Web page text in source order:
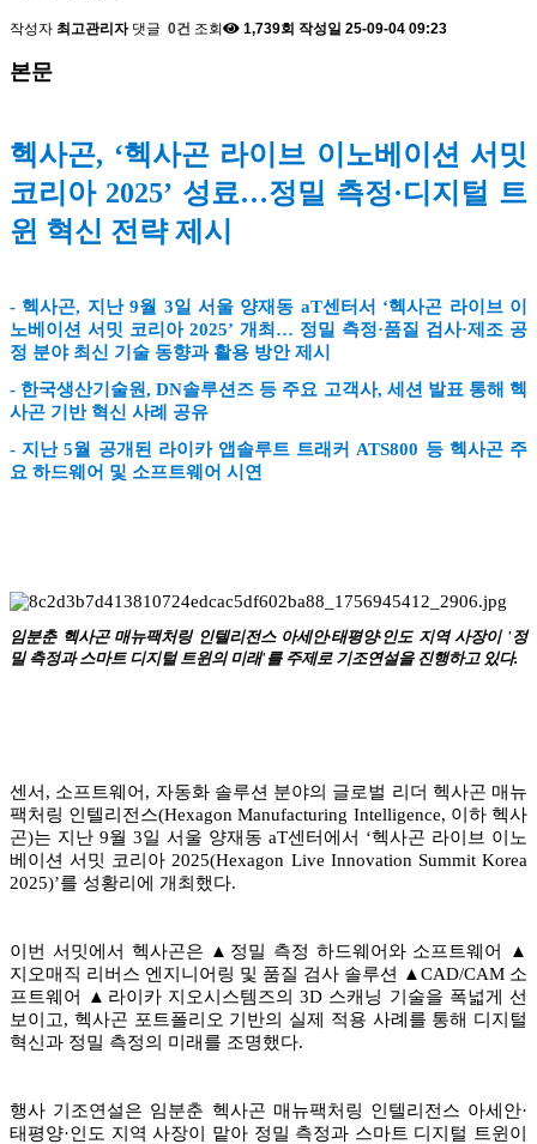
작성자 최고관리자 댓글 0건 조회 1,739회 작성일 25-09-04 09:23
본문
헥사곤, ‘헥사곤 라이브 이노베이션 서밋
코리아 2025’ 성료…정밀 측정·디지털 트
윈 혁신 전략 제시
- 헥사곤, 지난 9월 3일 서울 양재동 aT센터서 ‘헥사곤 라이브 이
노베이션 서밋 코리아 2025’ 개최… 정밀 측정·품질 검사·제조 공
정 분야 최신 기술 동향과 활용 방안 제시
- 한국생산기술원, DN솔루션즈 등 주요 고객사, 세션 발표 통해 헥
사곤 기반 혁신 사례 공유
- 지난 5월 공개된 라이카 앱솔루트 트래커 ATS800 등 헥사곤 주
요 하드웨어 및 소프트웨어 시연
임분춘 헥사곤 매뉴팩처링 인텔리전스 아세안·태평양·인도 지역 사장이 '정
밀 측정과 스마트 디지털 트윈의 미래'를 주제로 기조연설을 진행하고 있다.
센서, 소프트웨어, 자동화 솔루션 분야의 글로벌 리더 헥사곤 매뉴
팩처링 인텔리전스(Hexagon Manufacturing Intelligence, 이하 헥사
곤)는 지난 9월 3일 서울 양재동 aT센터에서 ‘헥사곤 라이브 이노
베이션 서밋 코리아 2025(Hexagon Live Innovation Summit Korea
2025)’를 성황리에 개최했다.
이번 서밋에서 헥사곤은 ▲정밀 측정 하드웨어와 소프트웨어 ▲
지오매직 리버스 엔지니어링 및 품질 검사 솔루션 ▲CAD/CAM 소
프트웨어 ▲라이카 지오시스템즈의 3D 스캐닝 기술을 폭넓게 선
보이고, 헥사곤 포트폴리오 기반의 실제 적용 사례를 통해 디지털
혁신과 정밀 측정의 미래를 조명했다.
행사 기조연설은 임분춘 헥사곤 매뉴팩처링 인텔리전스 아세안·
태평양·인도 지역 사장이 맡아 정밀 측정과 스마트 디지털 트윈이